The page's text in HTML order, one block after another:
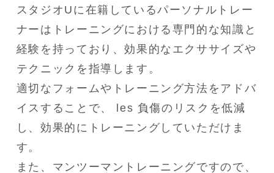
スタジオUに在籍しているパーソナルトレー
ナーはトレーニングにおける専門的な知識と
経験を持っており、効果的なエクササイズや
テクニックを指導します。
適切なフォームやトレーニング方法をアドバ
イスすることで、 les 負傷のリスクを低減
し、効果的にトレーニングしていただけま
す。
また、マンツーマントレーニングですので、